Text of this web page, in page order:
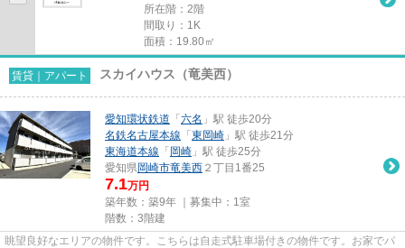
所在階：2階
間取り：1K
面積：19.80㎡
賃貸｜アパート スカイハウス（竜美西）
愛知環状鉄道 「 六名 」駅 徒歩20分
名鉄名古屋本線 「 東岡崎 」駅 徒歩21分
東海道本線 「 岡崎 」駅 徒歩25分
愛知県岡崎市竜美西 ２丁目1番25
7.1万円
築年数：築9年 ｜募集中： 1室
階数：3階建
眺望良好なエリアの物件です。こちらは自走式駐車場付きの物件です。お家でパ